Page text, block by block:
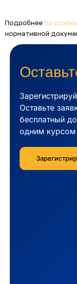
Подробнеепо ссылке
нормативной
Оставьте
бесплатный
одним